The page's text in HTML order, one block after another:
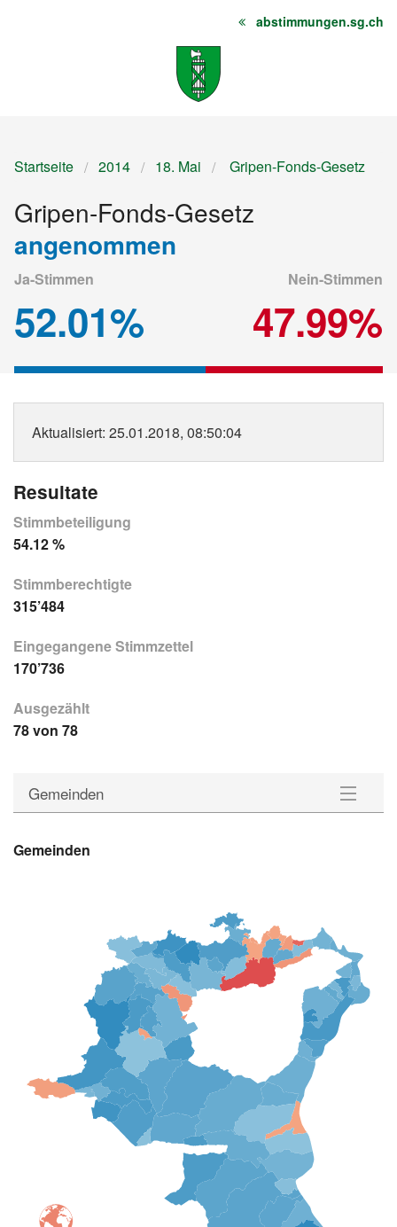
Startseite
Sitemap abstimmungen.sg.ch
Startseite 2014 18. Mai Gripen-Fonds-Gesetz
Gripen-Fonds-Gesetz
angenommen
Ja-Stimmen
52.01%
Nein-Stimmen
47.99%
Aktualisiert: 25.01.2018, 08:50:04
Resultate
Stimmbeteiligung
54.12 %
Stimmberechtigte
315’484
Eingegangene Stimmzettel
170’736
Ausgezählt
78 von 78
Gemeinden
Downloads
Gemeinden